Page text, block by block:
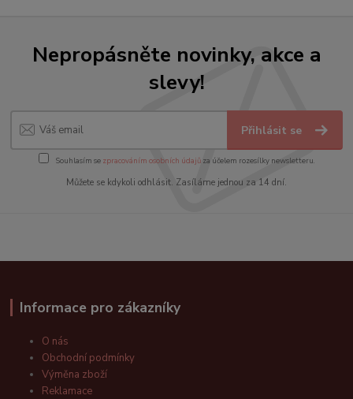
Nepropásněte novinky, akce a
slevy!
Přihlásit se
Souhlasím se zpracováním osobních údajůza účelem rozesílky newsletteru.
Můžete se kdykoli odhlásit. Zasíláme jednou za 14 dní.
Informace pro zákazníky
O nás
Obchodní podmínky
Výměna zboží
Reklamace